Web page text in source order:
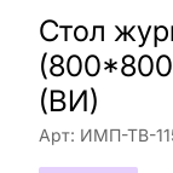
Стол
(ВИ)
Арт: ИМП-ТВ-